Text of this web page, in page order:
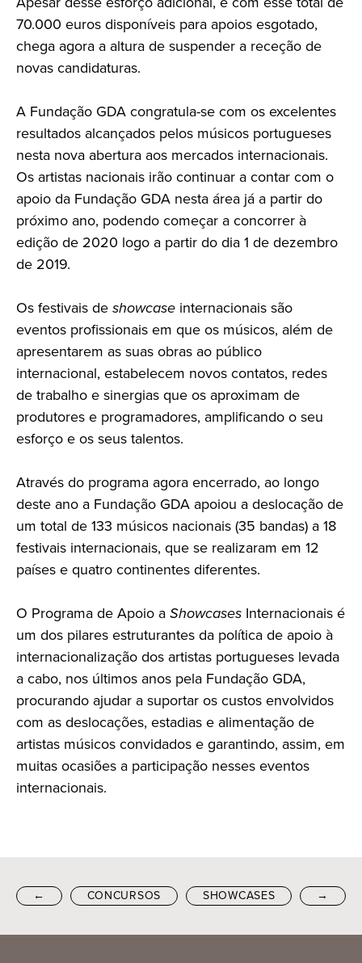
70.000 euros disponíveis para apoios esgotado,
chega agora a altura de suspender a receção de
novas candidaturas.
A Fundação GDA congratula-se com os excelentes
resultados alcançados pelos músicos portugueses
nesta nova abertura aos mercados internacionais.
Os artistas nacionais irão continuar a contar com o
apoio da Fundação GDA nesta área já a partir do
próximo ano, podendo começar a concorrer à
edição de 2020 logo a partir do dia 1 de dezembro
de 2019.
Os festivais deshowcase internacionais são
eventos profissionais em que os músicos, além de
apresentarem as suas obras ao público
internacional, estabelecem novos contatos, redes
de trabalho e sinergias que os aproximam de
produtores e programadores, amplificando o seu
esforço e os seus talentos.
Através do programa agora encerrado, ao longo
deste ano a Fundação GDA apoiou a deslocação de
um total de 133 músicos nacionais (35 bandas) a 18
festivais internacionais, que se realizaram em 12
países e quatro continentes diferentes.
O Programa de Apoio aShowcases Internacionais é
um dos pilares estruturantes da política de apoio à
internacionalização dos artistas portugueses levada
a cabo, nos últimos anos pela Fundação GDA,
procurando ajudar a suportar os custos envolvidos
com as deslocações, estadias e alimentação de
artistas músicos convidados e garantindo, assim, em
muitas ocasiões a participação nesses eventos
internacionais.
← CONCURSOS SHOWCASES →